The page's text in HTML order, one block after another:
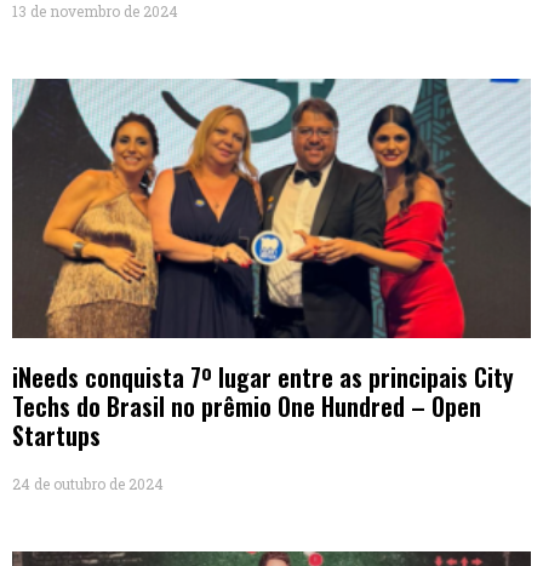
13 de novembro de 2024
iNeeds conquista 7º lugar entre as principais City
Techs do Brasil no prêmio One Hundred – Open
Startups
24 de outubro de 2024